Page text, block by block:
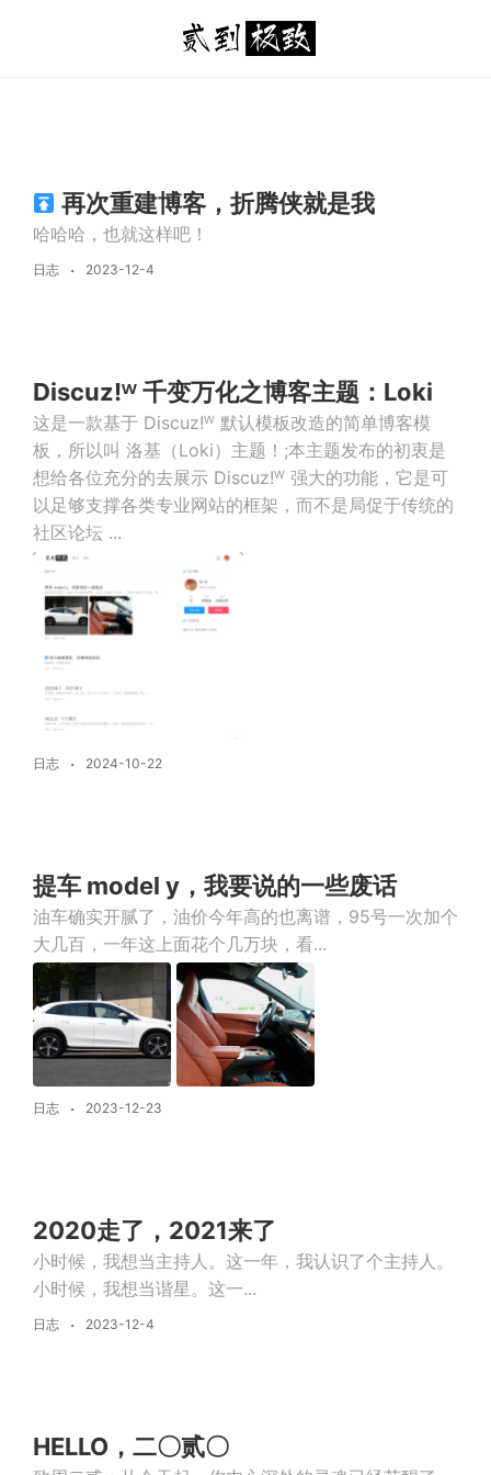
再次重建博客，折腾侠就是我
哈哈哈，也就这样吧！
日志 2023-12-4
Discuz!ᵂ 千变万化之博客主题：Loki
这是一款基于 Discuz!ᵂ 默认模板改造的简单博客模
板，所以叫 洛基（Loki）主题！;本主题发布的初衷是
想给各位充分的去展示 Discuz!ᵂ 强大的功能，它是可
以足够支撑各类专业网站的框架，而不是局促于传统的
社区论坛 ...
日志 2024-10-22
提车 model y，我要说的一些废话
油车确实开腻了，油价今年高的也离谱，95号一次加个
大几百，一年这上面花个几万块，看...
日志 2023-12-23
2020走了，2021来了
小时候，我想当主持人。这一年，我认识了个主持人。
小时候，我想当谐星。这一...
日志 2023-12-4
HELLO，二〇贰〇